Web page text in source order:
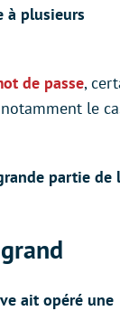
à plusieurs
de passe,
le
partie de
ait opéré une